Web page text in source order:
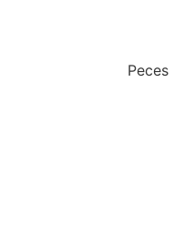
Peces